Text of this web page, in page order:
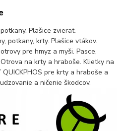
Plašice zvierat.
potkany, krty. Plašice vtákov.
pre hmyz a myši. Pasce,
na krty a hraboše. Klietky na
pre krty a hraboše a
a ničenie škodcov.